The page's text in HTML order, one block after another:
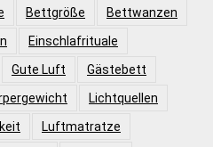
Bettgröße
Bettwanzen
Einschlafrituale
Gute Luft
Gästebett
Lichtquellen
Luftmatratze